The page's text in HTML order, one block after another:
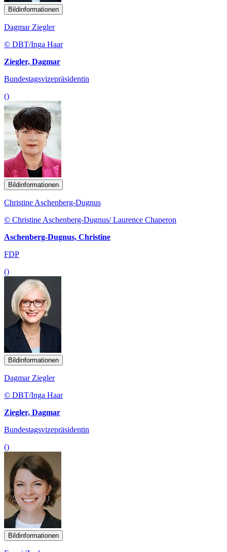
Bildinformationen
Dagmar Ziegler
© DBT/Inga Haar
Ziegler, Dagmar
Bundestagsvizepräsidentin
()
Bildinformationen
Christine Aschenberg-Dugnus
© Christine Aschenberg-Dugnus/ Laurence Chaperon
Aschenberg-Dugnus, Christine
FDP
()
Bildinformationen
Dagmar Ziegler
© DBT/Inga Haar
Ziegler, Dagmar
Bundestagsvizepräsidentin
()
Bildinformationen